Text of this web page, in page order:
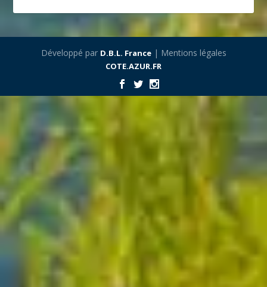
Développé par D.B.L. France| Mentions légales
COTE.AZUR.FR